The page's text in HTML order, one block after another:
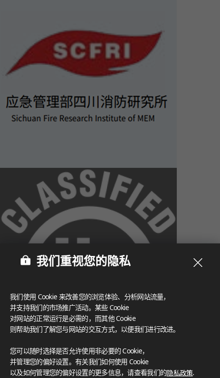
What These Certifications Mean
灵感画廊
我们重视您的隐私
我们使用 Cookie 来改善您的浏览体验、分析网站流量，
并支持我们的市场推广活动。某些 Cookie
对网站的正常运行是必需的，而其他 Cookie
则帮助我们了解您与网站的交互方式，以便我们进行改进。
您可以随时选择是否允许使用非必要的 Cookie，
并管理您的偏好设置。有关我们如何使用 Cookie
以及如何管理您的偏好设置的更多信息，请查看我们的隐私政策.